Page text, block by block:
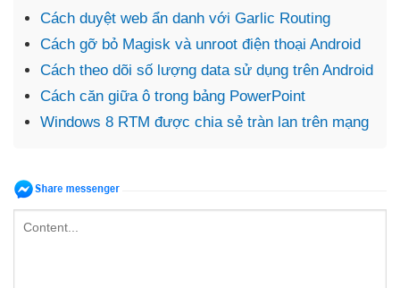
Cách duyệt web ẩn danh với Garlic Routing
Cách gỡ bỏ Magisk và unroot điện thoại Android
Cách theo dõi số lượng data sử dụng trên Android
Cách căn giữa ô trong bảng PowerPoint
Windows 8 RTM được chia sẻ tràn lan trên mạng